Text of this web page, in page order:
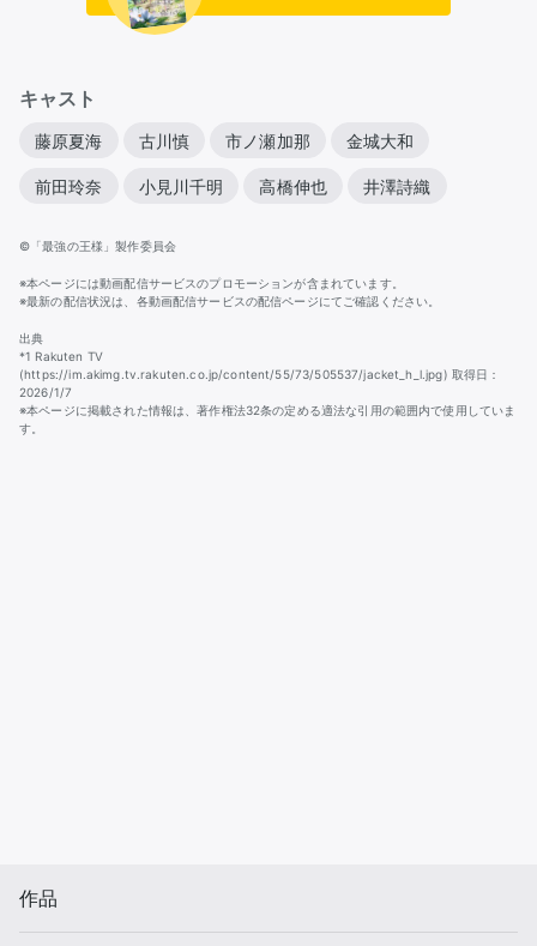
キャスト
藤原夏海 古川慎 市ノ瀬加那 金城大和
前田玲奈 小見川千明 高橋伸也 井澤詩織
©「最強の王様」製作委員会
※本ページには動画配信サービスのプロモーションが含まれています。
※最新の配信状況は、各動画配信サービスの配信ページにてご確認ください。
出典
*1 Rakuten TV
(https://im.akimg.tv.rakuten.co.jp/content/55/73/505537/jacket_h_l.jpg) 取得日：
2026/1/7
※本ページに掲載された情報は、著作権法32条の定める適法な引用の範囲内で使用していま
す。
作品